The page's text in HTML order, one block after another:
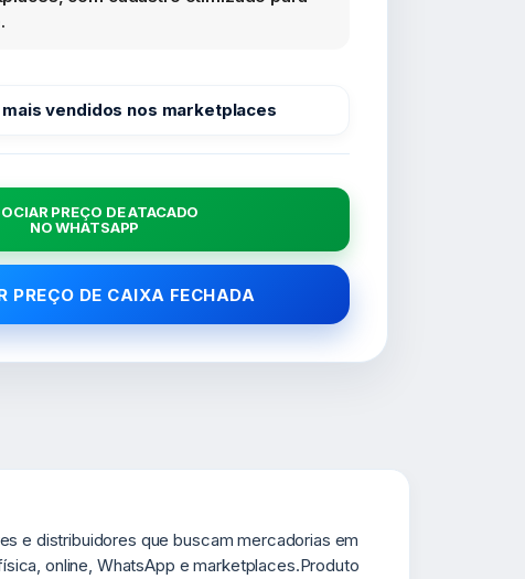
mais vendidos nos marketplaces
PREÇO DE ATACADO
NO WHATSAPP
PREÇO DE CAIXA FECHADA
e distribuidores que buscam mercadorias em
online, WhatsApp e marketplaces.Produto